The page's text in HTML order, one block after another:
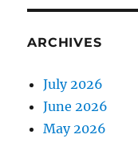
ARCHIVES
July 2026
June 2026
May 2026